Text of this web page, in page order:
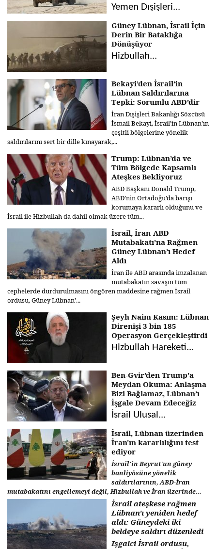
Yemen Dışişleri...
Güney Lübnan, İsrail İçin
Derin Bir Bataklığa
Dönüşüyor
Hizbullah...
Bekayi’den İsrail’in
Lübnan Saldırılarına
Tepki: Sorumlu ABD’dir
İran Dışişleri Bakanlığı Sözcüsü
İsmail Bekayi, İsrail’in Lübnan’ın
çeşitli bölgelerine yönelik
saldırılarını sert bir dille kınayarak,...
Trump: Lübnan’da ve
Tüm Bölgede Kapsamlı
Ateşkes Bekliyoruz
ABD Başkanı Donald Trump,
ABD’nin Ortadoğu’da barışı
korumaya kararlı olduğunu ve
İsrail ile Hizbullah da dahil olmak üzere tüm...
İsrail, İran-ABD
Mutabakatı’na Rağmen
Güney Lübnan’ı Hedef
Aldı
İran ile ABD arasında imzalanan
mutabakatın savaşın tüm
cephelerde durdurulmasını öngören maddesine rağmen İsrail
ordusu, Güney Lübnan’...
Şeyh Naim Kasım: Lübnan
Direnişi 3 bin 185
Operasyon Gerçekleştirdi
Hizbullah Hareketi...
Ben-Gvir’den Trump’a
Meydan Okuma: Anlaşma
Bizi Bağlamaz, Lübnan’ı
İşgale Devam Edeceğiz
İsrail Ulusal...
İsrail, Lübnan üzerinden
İran'ın kararlılığını test
ediyor
İsrail'in Beyrut'un güney
banliyösüne yönelik
saldırılarının, ABD-İran
mutabakatını engellemeyi değil, Hizbullah ve İran üzerinde...
İsrail ateşkese rağmen
Lübnan'ı yeniden hedef
aldı: Güneydeki iki
beldeye saldırı düzenledi
Işgalci İsrail ordusu,